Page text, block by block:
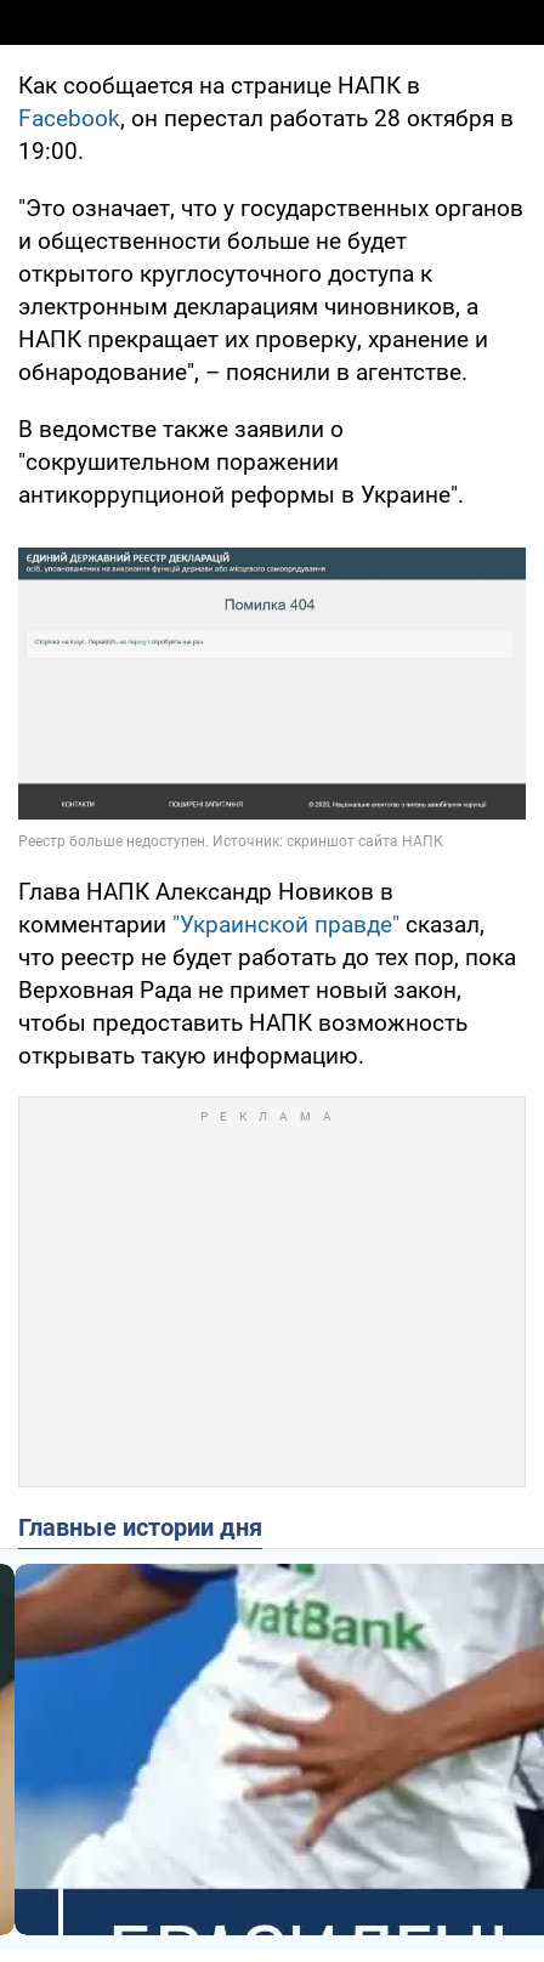
Как сообщается на странице НАПК в
Facebook, он перестал работать 28 октября в
19:00.
"Это означает, что у государственных органов
и общественности больше не будет
открытого круглосуточного доступа к
электронным декларациям чиновников, а
НАПК прекращает их проверку, хранение и
обнародование", – пояснили в агентстве.
В ведомстве также заявили о
"сокрушительном поражении
антикоррупционой реформы в Украине".
Глава НАПК Александр Новиков в
комментарии "Украинской правде" сказал,
что реестр не будет работать до тех пор, пока
Верховная Рада не примет новый закон,
чтобы предоставить НАПК возможность
открывать такую информацию.
Главные истории дня